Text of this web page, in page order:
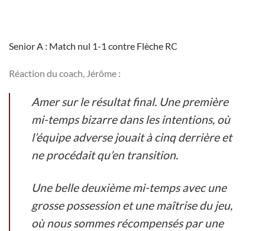
Senior A : Match nul 1-1 contre Flèche RC
Réaction du coach, Jérôme :
Amer sur le résultat final. Une première
mi-temps bizarre dans les intentions, où
l’équipe adverse jouait à cinq derrière et
ne procédait qu’en transition.
Une belle deuxième mi-temps avec une
grosse possession et une maîtrise du jeu,
où nous sommes récompensés par une